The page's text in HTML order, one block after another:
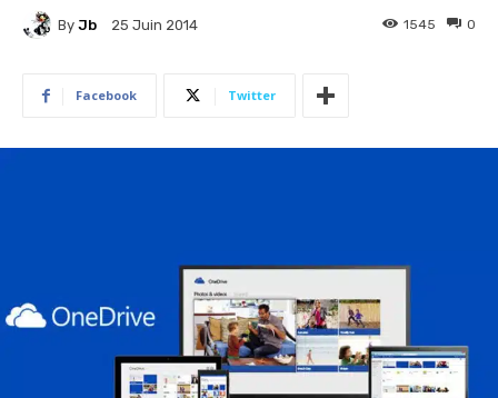
By Jb 25 Juin 2014 0
1545
Facebook Twitter